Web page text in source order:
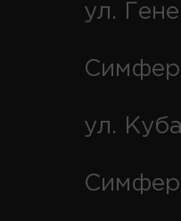
ул.
ул.